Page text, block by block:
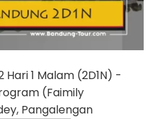
1 Malam (2D1N) -
(Faimily
Pangalengan